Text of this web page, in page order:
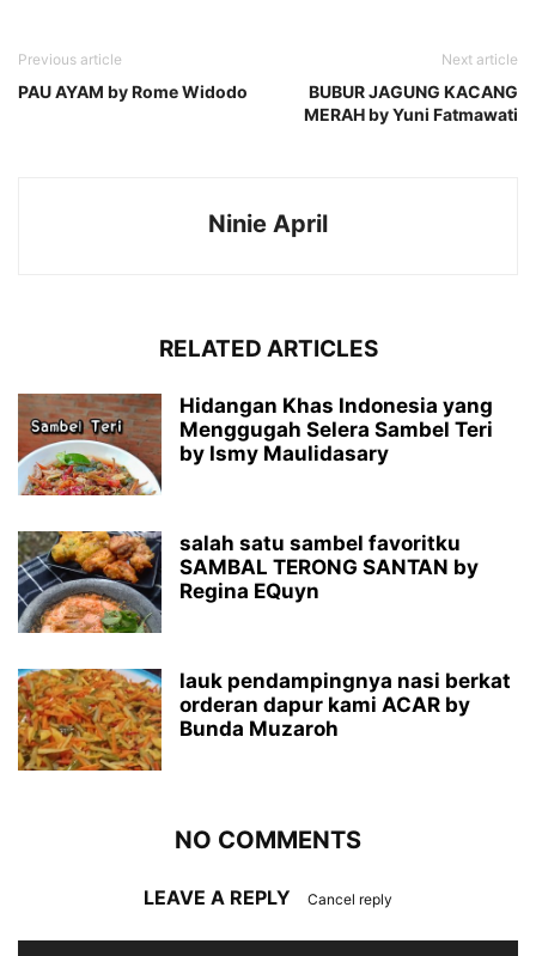
Previous article
PAU AYAM by Rome Widodo
Next article
BUBUR JAGUNG KACANG
MERAH by Yuni Fatmawati
Ninie April
RELATED ARTICLES
Hidangan Khas Indonesia yang
Menggugah Selera Sambel Teri
by Ismy Maulidasary
salah satu sambel favoritku
SAMBAL TERONG SANTAN by
Regina EQuyn
lauk pendampingnya nasi berkat
orderan dapur kami ACAR by
Bunda Muzaroh
NO COMMENTS
LEAVE A REPLY Cancel reply